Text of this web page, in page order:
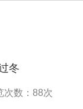
冬
数： 88次